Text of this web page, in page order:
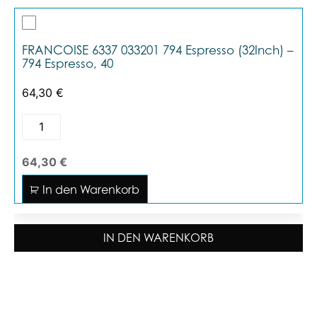
FRANCOISE 6337 033201 794 Espresso (32Inch) –
794 Espresso, 40
64,30 €
64,30 €
In den Warenkorb
IN DEN WARENKORB